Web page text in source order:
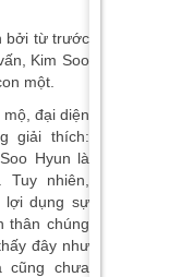
bởi từ trước
Kim Soo
một.
đại diện
giải thích:
Hyun là
nhiên,
lợi dụng sự
thân chúng
đây như
cũng chưa